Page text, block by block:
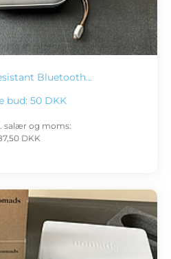
Bluetooth…
bud: 50 DKK
salær og moms:
DKK